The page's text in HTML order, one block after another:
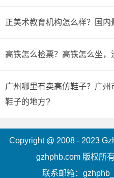
正美术教育机构怎么样？国
高铁怎么检票？高铁怎么坐
广州哪里有卖高仿鞋子？广
鞋子的地方?
Copyright @ 2008 - 2023
gzhphb.com 版权所有
联系邮箱：